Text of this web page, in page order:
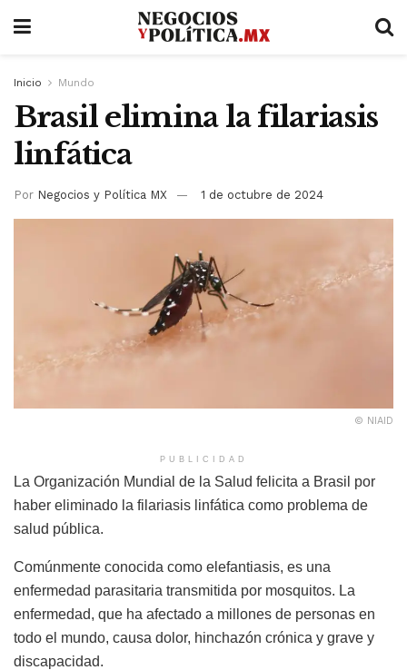
Inicio Mundo
Brasil elimina la filariasis
linfática
Por Negocios y Política MX 1 de octubre de 2024
© NIAID
PUBLICIDAD
La Organización Mundial de la Salud felicita a Brasil por
haber eliminado la filariasis linfática como problema de
salud pública.
Comúnmente conocida como elefantiasis, es una
enfermedad parasitaria transmitida por mosquitos. La
enfermedad, que ha afectado a millones de personas en
todo el mundo, causa dolor, hinchazón crónica y grave y
discapacidad.